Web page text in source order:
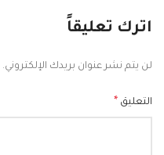
اترك تعليقاً
لن يتم نشر عنوان بريدك الإلكتروني.
التعليق *